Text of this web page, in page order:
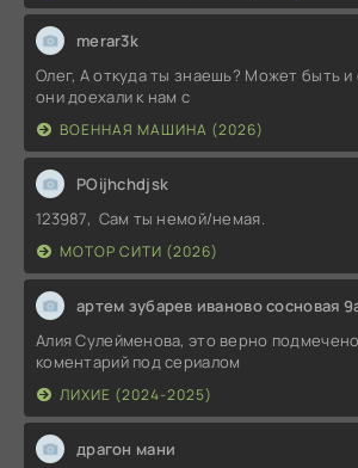
merar3k
Олег, А откуда ты знаешь? Может быть
они доехали к нам с
ВОЕННАЯ МАШИНА (2026)
POijhchdjsk
123987, Сам ты немой/немая.
МОТОР СИТИ (2026)
артем зубарев иваново сосновая
Алия Сулейменова, это верно
коментарий под сериалом
ЛИХИЕ (2024-2025)
драгон мани